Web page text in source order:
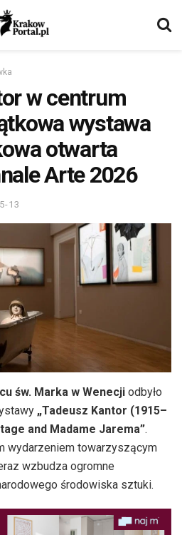
w centrum
wystawa
otwarta
Arte 2026
13
św. Marka w Wenecji odbyło
„Tadeusz Kantor (1915–
and Madame Jarema”.
wydarzeniem towarzyszącym
wzbudza ogromne
środowiska sztuki.